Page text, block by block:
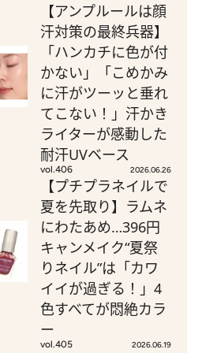
【アンプルールは顔
汗対策の最終兵器】
「ハンカチに色が付
かない」「こめかみ
に汗がツーッと垂れ
てこない！」汗かき
ライターが感動した
耐汗UVベース
vol.406 2026.06.26
【プチプラネイルで
夏を先取り】ラムネ
にわたあめ…396円
キャンメイク“夏祭
りネイル”は「カワ
イイが過ぎる！」4
色すべてが悶絶カラ
ー
vol.405 2026.06.19